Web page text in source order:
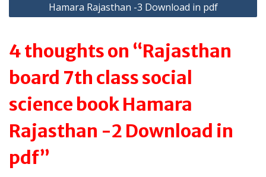
Hamara Rajasthan -3 Download in pdf
4 thoughts on “Rajasthan
board 7th class social
science book Hamara
Rajasthan -2 Download in
pdf”